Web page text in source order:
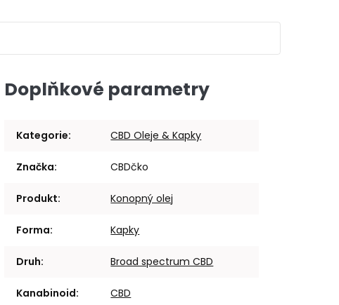
Doplňkové parametry
Kategorie: CBD Oleje & Kapky
Značka: CBDčko
Produkt: Konopný olej
Forma: Kapky
Druh: Broad spectrum CBD
Kanabinoid: CBD